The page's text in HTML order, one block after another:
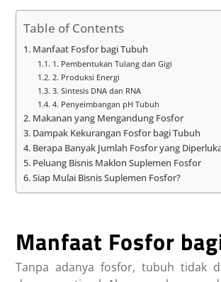
Table of Contents
Manfaat Fosfor bagi Tubuh
1. Pembentukan Tulang dan Gigi
2. Produksi Energi
3. Sintesis DNA dan RNA
4. Penyeimbangan pH Tubuh
Makanan yang Mengandung Fosfor
Dampak Kekurangan Fosfor bagi Tubuh
Berapa Banyak Jumlah Fosfor yang
Peluang Bisnis Maklon Suplemen Fosfor
Siap Mulai Bisnis Suplemen Fosfor?
Manfaat Fosfor
Tanpa adanya fosfor, tubuh tidak